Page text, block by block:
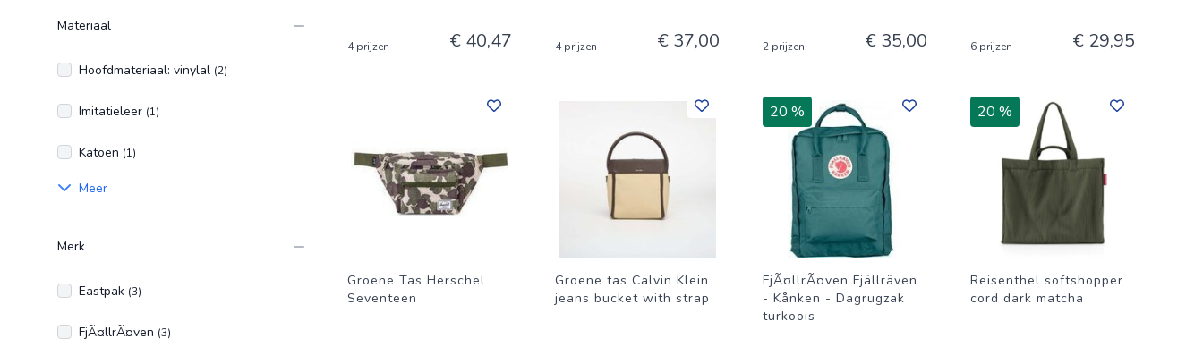
Materiaal
Hoofdmateriaal: vinylal (2)
Imitatieleer (1)
Katoen (1)
Meer
Merk
Eastpak (3)
FjÃ¤llrÃ¤ven (3)
4 prijzen € 40,47 4 prijzen € 37,00 2 prijzen € 35,00 6 prijzen € 29,95
Groene Tas Herschel
Seventeen
Groene tas Calvin Klein
jeans bucket with strap
20 %
FjÃ¤llrÃ¤ven Fjällräven
- Kånken - Dagrugzak
turkoois
20 %
Reisenthel softshopper
cord dark matcha